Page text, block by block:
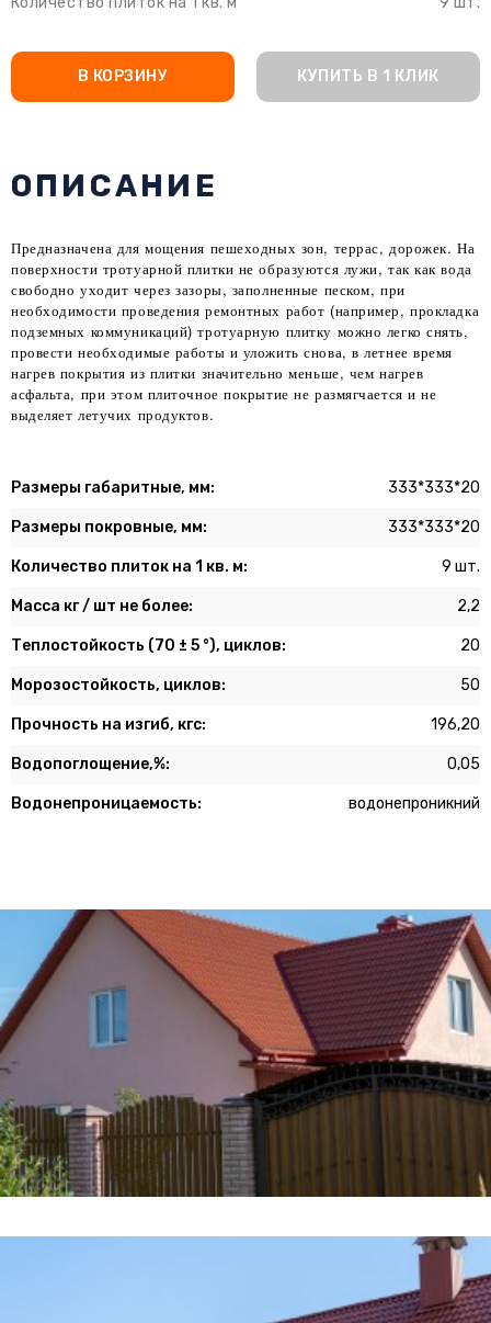
В КОРЗИНУ КУПИТЬ В 1 КЛИК
ОПИСАНИЕ
Предназначена для мощения пешеходных зон, террас, дорожек. На
поверхности тротуарной плитки не образуются лужи, так как вода
свободно уходит через зазоры, заполненные песком, при
необходимости проведения ремонтных работ (например, прокладка
подземных коммуникаций) тротуарную плитку можно легко снять,
провести необходимые работы и уложить снова, в летнее время
нагрев покрытия из плитки значительно меньше, чем нагрев
асфальта, при этом плиточное покрытие не размягчается и не
выделяет летучих продуктов.
Размеры габаритные, мм: 333*333*20
Размеры покровные, мм: 333*333*20
Количество плиток на 1 кв. м: 9 шт.
Масса кг / шт не более: 2,2
Теплостойкость (70 ± 5 °), циклов: 20
Морозостойкость, циклов: 50
Прочность на изгиб, кгс: 196,20
Водопоглощение,%: 0,05
Водонепроницаемость: водонепроникний